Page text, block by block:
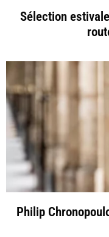
Sélection
Philip